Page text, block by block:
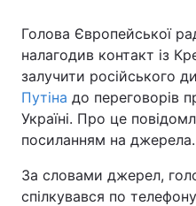
Голова Європейської
налагодив контакт із
залучити російського
Путіна до переговорів
Україні. Про це
посиланням на джерела.
За словами джерел,
спілкувався по